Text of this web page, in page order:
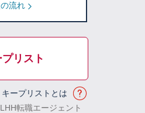
流れ
リスト
キープリストとは
転職エージェント